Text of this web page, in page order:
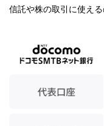
信託や株の取引に使える